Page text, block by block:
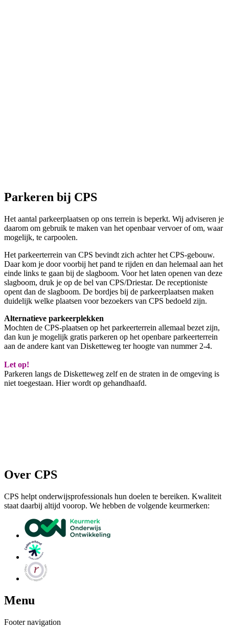
Parkeren bij CPS
Het aantal parkeerplaatsen op ons terrein is beperkt. Wij adviseren je
daarom om gebruik te maken van het openbaar vervoer of om, waar
mogelijk, te carpoolen.
Het parkeerterrein van CPS bevindt zich achter het CPS-gebouw.
Daar kom je door voorbij het pand te rijden en dan helemaal aan het
einde links te gaan bij de slagboom. Voor het laten openen van deze
slagboom, druk je op de bel van CPS/Driestar. De receptioniste
opent dan de slagboom. De bordjes bij de parkeerplaatsen maken
duidelijk welke plaatsen voor bezoekers van CPS bedoeld zijn.
Alternatieve parkeerplekken
Mochten de CPS-plaatsen op het parkeerterrein allemaal bezet zijn,
dan kun je mogelijk gratis parkeren op het openbare parkeerterrein
aan de andere kant van Disketteweg ter hoogte van nummer 2-4.
Let op!
Parkeren langs de Disketteweg zelf en de straten in de omgeving is
niet toegestaan. Hier wordt op gehandhaafd.
Over CPS
CPS helpt onderwijsprofessionals hun doelen te bereiken. Kwaliteit
staat daarbij altijd voorop. We hebben de volgende keurmerken:
Menu
Footer navigation